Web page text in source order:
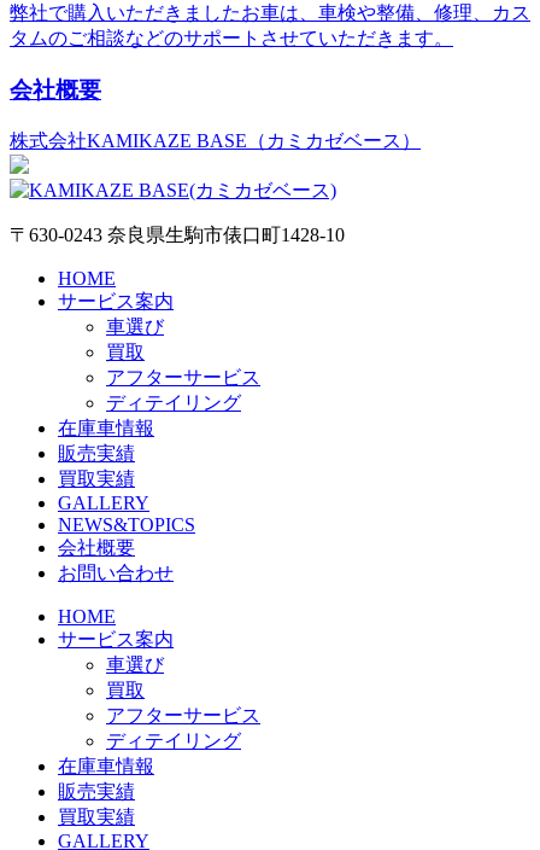
弊社で購入いただきましたお車は、車検や整備、修理、カス
タムのご相談などのサポートさせていただきます。
会社概要
株式会社KAMIKAZE BASE（カミカゼベース）
〒630-0243 奈良県生駒市俵口町1428-10
HOME
サービス案内
車選び
買取
アフターサービス
ディテイリング
在庫車情報
販売実績
買取実績
GALLERY
NEWS&TOPICS
会社概要
お問い合わせ
HOME
サービス案内
車選び
買取
アフターサービス
ディテイリング
在庫車情報
販売実績
買取実績
GALLERY